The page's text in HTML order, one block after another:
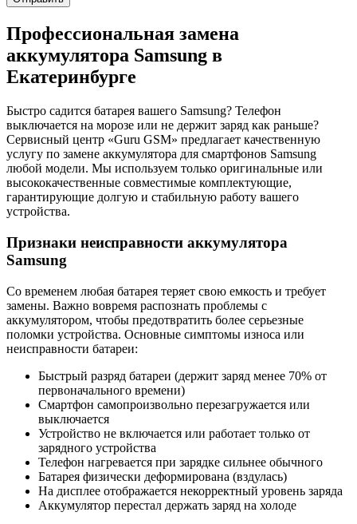
Профессиональная замена
аккумулятора Samsung в
Екатеринбурге
Быстро садится батарея вашего Samsung? Телефон
выключается на морозе или не держит заряд как раньше?
Сервисный центр «Guru GSM» предлагает качественную
услугу по замене аккумулятора для смартфонов Samsung
любой модели. Мы используем только оригинальные или
высококачественные совместимые комплектующие,
гарантирующие долгую и стабильную работу вашего
устройства.
Признаки неисправности аккумулятора
Samsung
Со временем любая батарея теряет свою емкость и требует
замены. Важно вовремя распознать проблемы с
аккумулятором, чтобы предотвратить более серьезные
поломки устройства. Основные симптомы износа или
неисправности батареи:
Быстрый разряд батареи (держит заряд менее 70% от
первоначального времени)
Смартфон самопроизвольно перезагружается или
выключается
Устройство не включается или работает только от
зарядного устройства
Телефон нагревается при зарядке сильнее обычного
Батарея физически деформирована (вздулась)
На дисплее отображается некорректный уровень заряда
Аккумулятор перестал держать заряд на холоде